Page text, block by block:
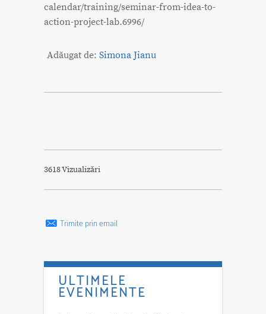
calendar/training/seminar-from-idea-to-
action-project-lab.6996/
Adăugat de: Simona Jianu
3618 Vizualizări
Trimite prin email
ULTIMELE
EVENIMENTE